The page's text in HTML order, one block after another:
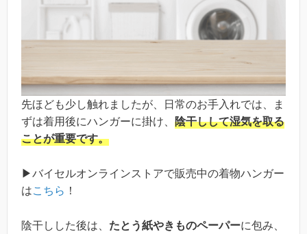
先ほども少し触れましたが、日常のお手入れでは、ま
ずは着用後にハンガーに掛け、 陰干しして湿気を取る
ことが重要です。
▶バイセルオンラインストアで販売中の着物ハンガー
はこちら ！
陰干しした後は、 たとう紙やきものペーパーに包み、